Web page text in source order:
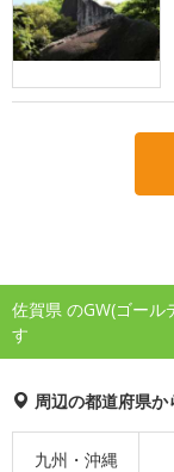
佐賀県 のGW(ゴー
す
周辺の都道府県か
九州・沖縄